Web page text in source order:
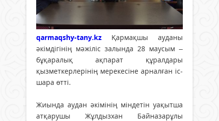
qarmaqshy-tany.kz
Қармақшы ауданы
әкімдігінің мәжіліс залында 28 маусым –
бұқаралық ақпарат құралдары
қызметкерлерінің мерекесіне арналған іс-
шара өтті.
Жиында аудан әкімінің міндетін уақытша
атқарушы Жұлдызхан Байназарұлы